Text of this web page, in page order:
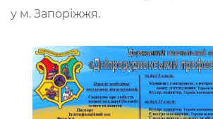
у м. Запоріжжя.